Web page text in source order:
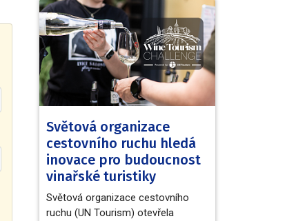
Světová organizace
cestovního ruchu hledá
inovace pro budoucnost
vinařské turistiky
Světová organizace cestovního
ruchu (UN Tourism) otevřela